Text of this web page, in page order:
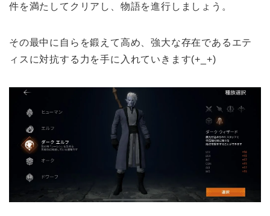
件を満たしてクリアし、物語を進行しましょう。
その最中に自らを鍛えて高め、強大な存在であるエテ
ィスに対抗する力を手に入れていきます(+_+)